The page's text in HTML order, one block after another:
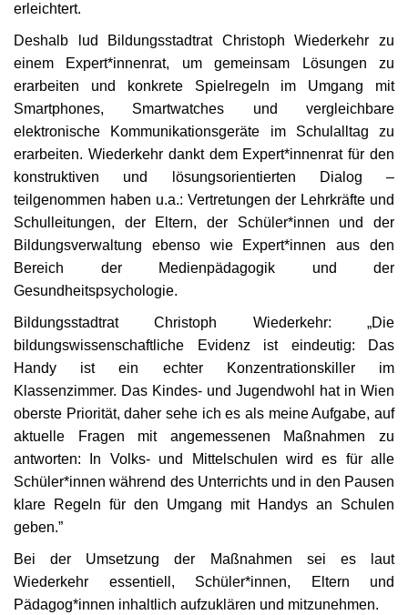
Veranstaltungen
Humor
Unser Briefkasten
Galerie
Lasst uns erinnern †
Language
Magyar Deutsch
erleichtert.
Deshalb lud Bildungsstadtrat Christoph Wiederkehr zu
einem Expert*innenrat, um gemeinsam Lösungen zu
erarbeiten und konkrete Spielregeln im Umgang mit
Smartphones, Smartwatches und vergleichbare
elektronische Kommunikationsgeräte im Schulalltag zu
erarbeiten. Wiederkehr dankt dem Expert*innenrat für den
konstruktiven und lösungsorientierten Dialog –
teilgenommen haben u.a.: Vertretungen der Lehrkräfte und
Schulleitungen, der Eltern, der Schüler*innen und der
Bildungsverwaltung ebenso wie Expert*innen aus den
Bereich der Medienpädagogik und der
Gesundheitspsychologie.
Bildungsstadtrat Christoph Wiederkehr: „Die
bildungswissenschaftliche Evidenz ist eindeutig: Das
Handy ist ein echter Konzentrationskiller im
Klassenzimmer. Das Kindes- und Jugendwohl hat in Wien
oberste Priorität, daher sehe ich es als meine Aufgabe, auf
aktuelle Fragen mit angemessenen Maßnahmen zu
antworten: In Volks- und Mittelschulen wird es für alle
Schüler*innen während des Unterrichts und in den Pausen
klare Regeln für den Umgang mit Handys an Schulen
geben.”
Bei der Umsetzung der Maßnahmen sei es laut
Wiederkehr essentiell, Schüler*innen, Eltern und
Pädagog*innen inhaltlich aufzuklären und mitzunehmen.